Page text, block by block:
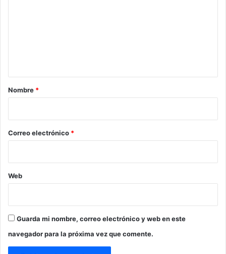
r
*
Nombre *
Correo electrónico *
Web
Guarda mi nombre, correo electrónico y web en este
navegador para la próxima vez que comente.